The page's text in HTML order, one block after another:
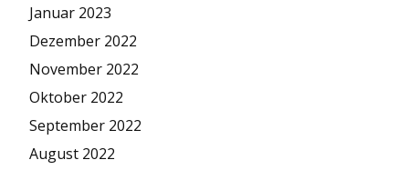
Januar 2023
Dezember 2022
November 2022
Oktober 2022
September 2022
August 2022